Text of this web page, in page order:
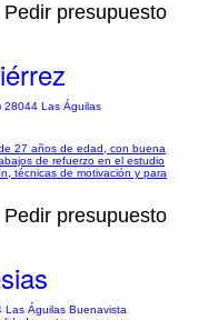
Pedir presupuesto
28044 Las Águilas
27 años de edad, con buena
de refuerzo en el estudio
técnicas de motivación y para
Pedir presupuesto
Las Águilas Buenavista